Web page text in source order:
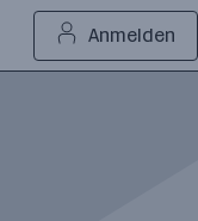
Anmelden